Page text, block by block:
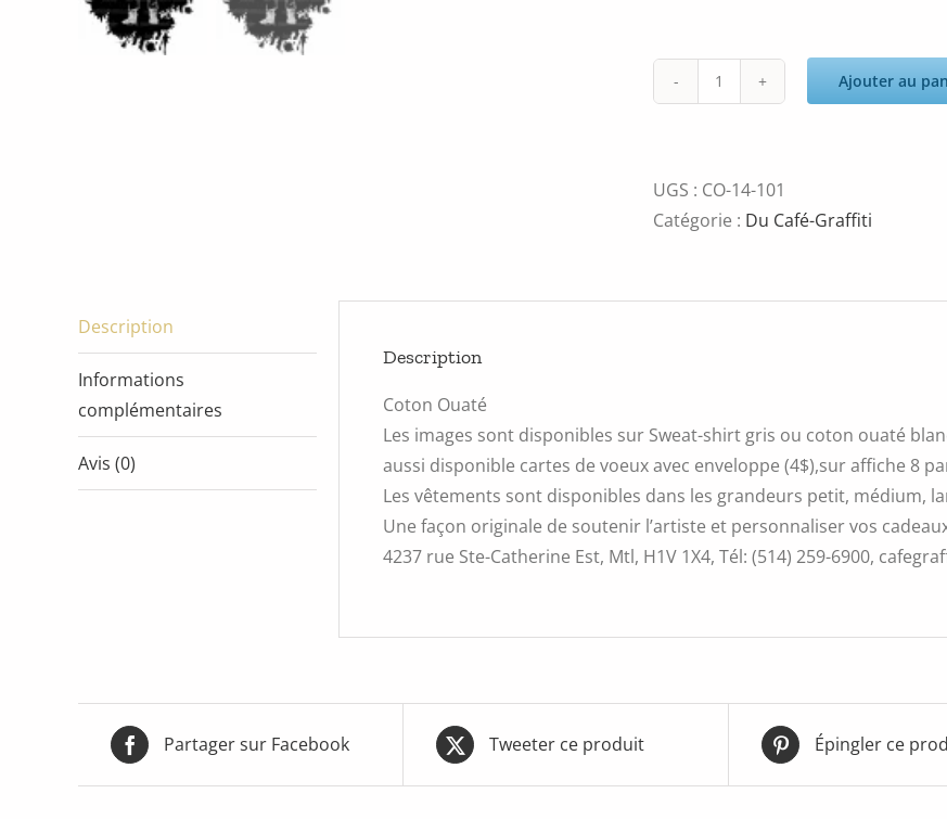
quantité
Ajouter au
UGS : CO-14-101
Catégorie : Du Café-Graffiti
Description
Informations
complémentaires
Avis (0)
Description
Coton Ouaté
Les images sont disponibles sur Sweat-shirt gris ou coton ouaté
aussi disponible cartes de voeux avec enveloppe (4$),sur affiche 8
Les vêtements sont disponibles dans les grandeurs petit, médium,
Une façon originale de soutenir l’artiste et personnaliser vos
4237 rue Ste-Catherine Est, Mtl, H1V 1X4, Tél: (514) 259-6900,
Partager sur Facebook Tweeter ce produit Épingler ce